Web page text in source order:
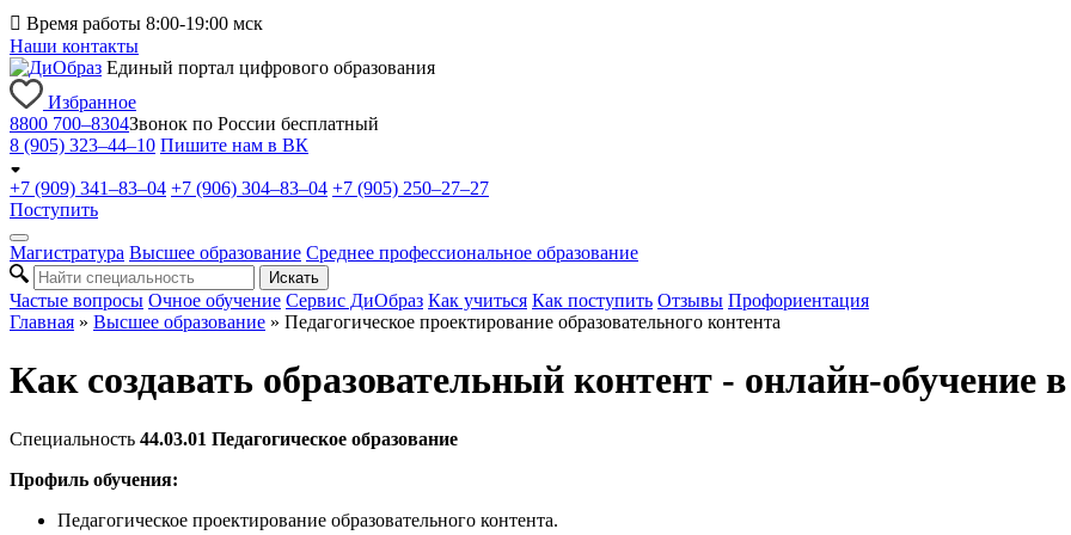
 Время работы 8:00-19:00 мск
Наши контакты
Единый портал цифрового образования
Избранное
8800 700–8304Звонок по России бесплатный
8 (905) 323–44–10 Пишите нам в ВК
+7 (909) 341–83–04 +7 (906) 304–83–04 +7 (905) 250–27–27
Поступить
Магистратура Высшее образование Среднее профессиональное образование
Искать
Частые вопросы Очное обучение Сервис ДиОбраз Как учиться Как поступить Отзывы Профориентация
Главная » Высшее образование » Педагогическое проектирование образовательного контента
Как создавать образовательный контент - онлайн-обучение в
Специальность 44.03.01 Педагогическое образование
Профиль обучения:
Педагогическое проектирование образовательного контента.